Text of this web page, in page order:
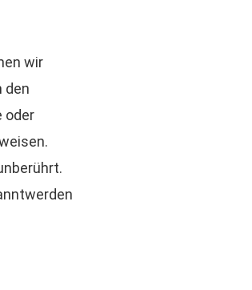
wir
den
oder